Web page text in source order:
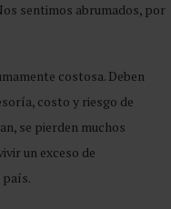
sentimos abrumados, por
costosa. Deben
costo y riesgo de
se pierden muchos
un exceso de